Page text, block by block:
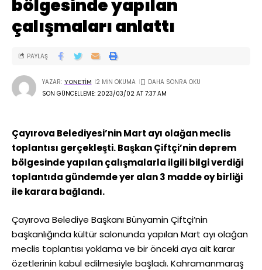
bölgesinde yapılan
çalışmaları anlattı
SON GÜNCELLEME: 2023/03/02 AT 7:37 AM
YAZAR: YONETIM 2 MIN OKUMA
PAYLAŞ
Çayırova Belediyesi’nin Mart ayı olağan meclis
toplantısı gerçekleşti.Başkan Çiftçi’nin deprem
bölgesinde yapılan çalışmalarla ilgili bilgi verdiği
toplantıda gündemde yer alan 3 madde oy birliği
ile karara bağlandı.
Çayırova Belediye Başkanı Bünyamin Çiftçi’nin
başkanlığında kültür salonunda yapılan Mart ayı olağan
meclis toplantısı yoklama ve bir önceki aya ait karar
özetlerinin kabul edilmesiyle başladı. Kahramanmaraş